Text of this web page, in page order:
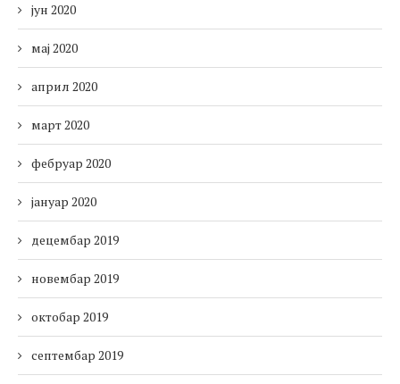
јун 2020
мај 2020
април 2020
март 2020
фебруар 2020
јануар 2020
децембар 2019
новембар 2019
октобар 2019
септембар 2019